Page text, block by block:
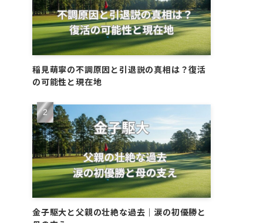
稲見萌寧の不調原因と引退説の真相は？復活
の可能性と現在地
金子駆大と父親の壮絶な過去｜涙の初優勝と